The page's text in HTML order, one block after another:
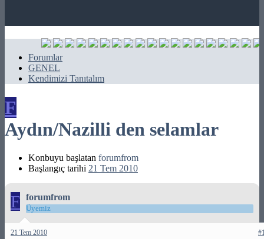
Forumlar
GENEL
Kendimizi Tanıtalım
F
Aydın/Nazilli den selamlar
Konbuyu başlatan forumfrom
Başlangıç tarihi 21 Tem 2010
F forumfrom
Üyemiz
21 Tem 2010